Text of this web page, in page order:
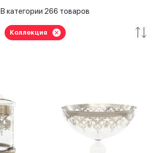
В категории 266 товаров
Коллекция